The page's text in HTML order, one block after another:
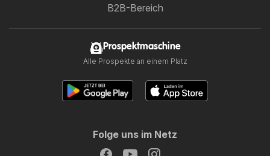
B2B-Bereich
Prospektmaschine
Alle Prospekte an einem Platz
Folge uns im Netz